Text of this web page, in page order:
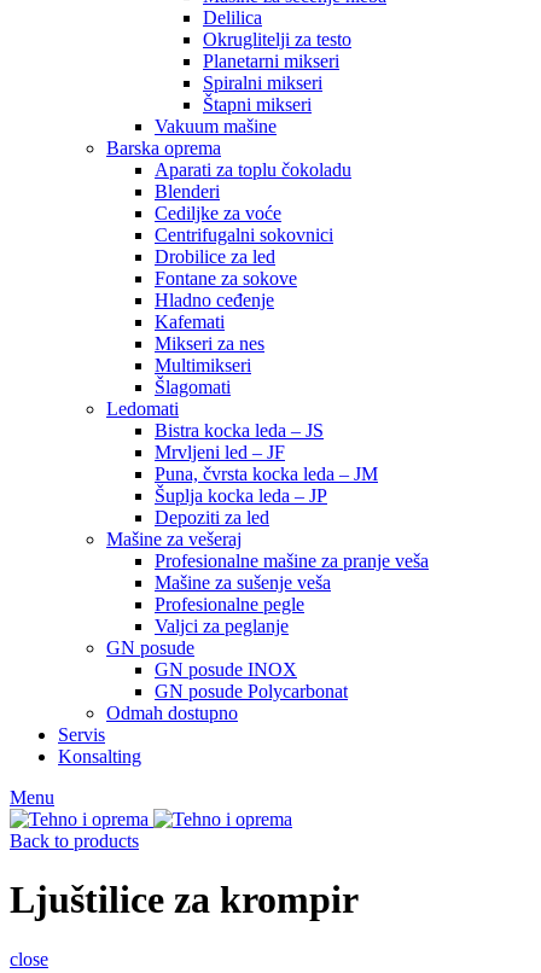
Delilica
Okruglitelji za testo
Planetarni mikseri
Spiralni mikseri
Štapni mikseri
Vakuum mašine
Barska oprema
Aparati za toplu čokoladu
Blenderi
Cediljke za voće
Centrifugalni sokovnici
Drobilice za led
Fontane za sokove
Hladno ceđenje
Kafemati
Mikseri za nes
Multimikseri
Šlagomati
Ledomati
Bistra kocka leda – JS
Mrvljeni led – JF
Puna, čvrsta kocka leda – JM
Šuplja kocka leda – JP
Depoziti za led
Mašine za vešeraj
Profesionalne mašine za pranje veša
Mašine za sušenje veša
Profesionalne pegle
Valjci za peglanje
GN posude
GN posude INOX
GN posude Polycarbonat
Odmah dostupno
Servis
Konsalting
Menu
Back to products
Ljuštilice za krompir
close